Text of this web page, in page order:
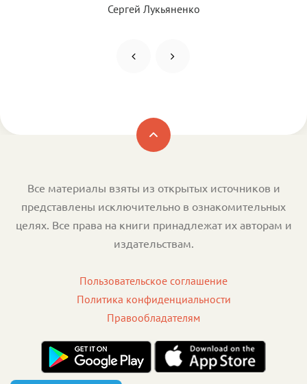
Сергей Лукьяненко
Все материалы взяты из открытых источников и
представлены исключительно в ознакомительных
целях. Все права на книги принадлежат их авторам и
издательствам.
Пользовательское соглашение
Политика конфиденциальности
Правообладателям